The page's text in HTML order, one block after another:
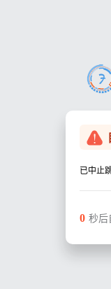
已中止
0 秒后